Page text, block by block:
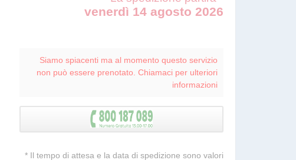
venerdì 14 agosto 2026
Siamo spiacenti ma al momento questo servizio
non può essere prenotato. Chiamaci per ulteriori
informazioni
* Il tempo di attesa e la data di spedizione sono valori